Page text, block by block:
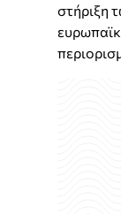
στήριξη